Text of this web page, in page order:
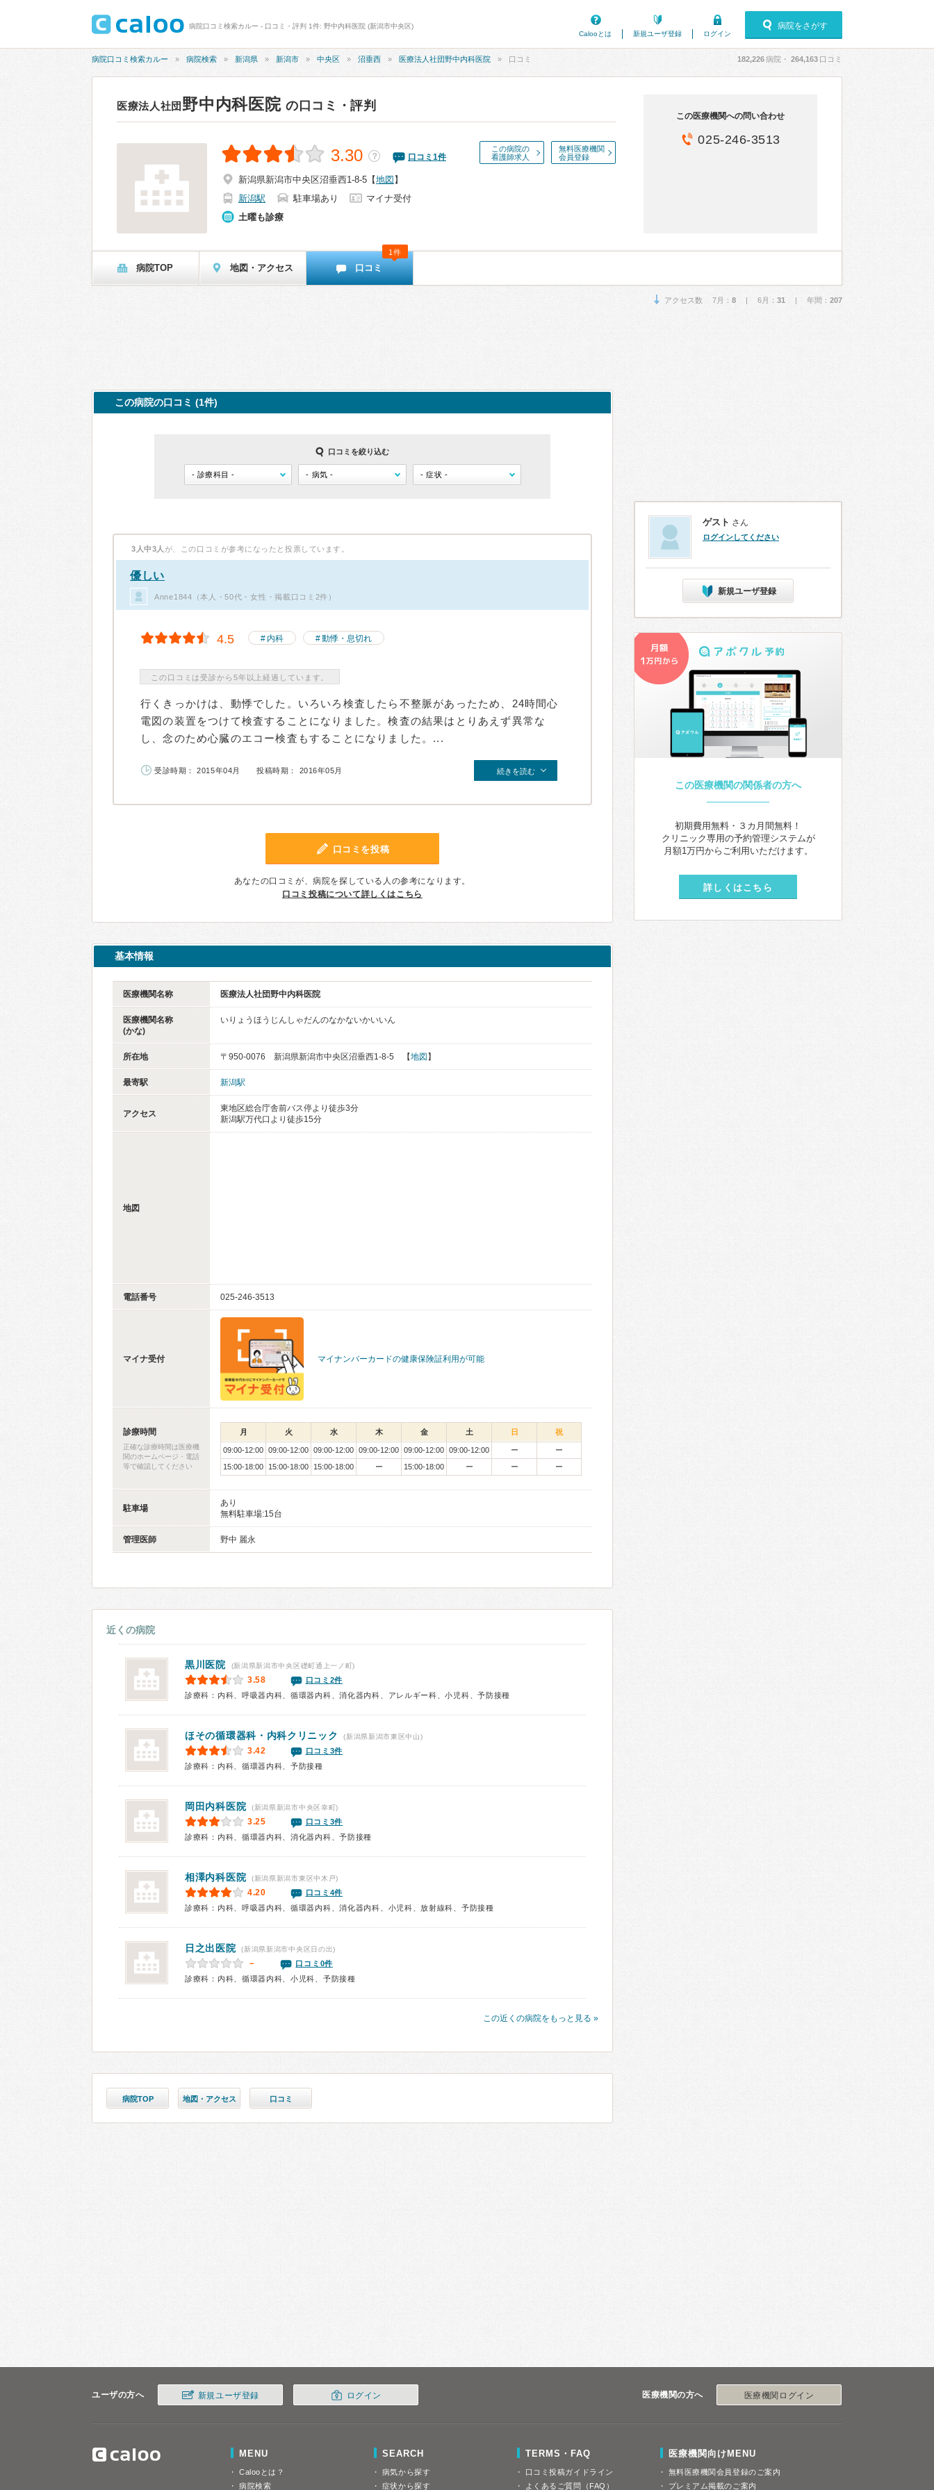
病院口コミ検索カルー - 口コミ・評判 1件: 野中内科医院 (新潟市中央区)
Calooとは
新規ユーザ登録 ログイン
病院をさがす
病院口コミ検索カルー 病院検索 新潟県 新潟市 中央区 沼垂西 医療法人社団野中内科医院 口コミ 182,226病院・ 264,163 口コミ
医療法人社団野中内科医院 の口コミ・評判
この病院の
看護師求人
無料医療機関
会員登録
3.30 ？ 口コミ 1件
新潟県新潟市中央区沼垂西1-8-5 【地図 】
新潟駅
駐車場あり
マイナ受付
土曜も診療
この医療機関への問い合わせ
025-246-3513
病院TOP 地図・アクセス 口コミ
1件
アクセス数 7月： 8 | 6月： 31 | 年間： 207
この病院の口コミ (1件)
口コミを絞り込む
3人中3人 が、この口コミが参考になったと投票しています。
優しい
Anne1844（本人・50代・女性・掲載口コミ2件）
4.5 内科 動悸・息切れ
この口コミは受診から5年以上経過しています。
行くきっかけは、動悸でした。いろいろ検査したら不整脈があったため、24時間心
電図の装置をつけて検査することになりました。検査の結果はとりあえず異常な
し、念のため心臓のエコー検査もすることになりました。...
受診時期： 2015年04月 投稿時期： 2016年05月 続きを読む
口コミを投稿
あなたの口コミが、病院を探している人の参考になります。
口コミ投稿について詳しくはこちら
基本情報
医療機関名称 医療法人社団野中内科医院
医療機関名称
(かな)
いりょうほうじんしゃだんのなかないかいいん
所在地 〒950-0076 新潟県新潟市中央区沼垂西1-8-5 【地図 】
最寄駅 新潟駅
アクセス
東地区総合庁舎前バス停より徒歩3分
新潟駅万代口より徒歩15分
地図
電話番号 025-246-3513
マイナ受付 マイナンバーカードの健康保険証利用が可能
診療時間
正確な診療時間は医療機
関のホームページ・電話
等で確認してください
月 火 水 木 金 土 日 祝
09:00-12:00 09:00-12:00 09:00-12:00 09:00-12:00 09:00-12:00 09:00-12:00 ー
ー
15:00-18:00
15:00-18:00 15:00-18:00 ー 15:00-18:00 ー ー ー
駐車場
あり
無料駐車場:15台
管理医師 野中 麗永
近くの病院
黒川医院 (新潟県新潟市中央区礎町通上一ノ町)
3.58
口コミ2件
診療科：内科、呼吸器内科、循環器内科、消化器内科、アレルギー科、小児科、予防接種
ほその循環器科・内科クリニック (新潟県新潟市東区中山)
3.42
口コミ3件
診療科：内科、循環器内科、予防接種
岡田内科医院 (新潟県新潟市中央区幸町)
3.25
口コミ3件
診療科：内科、循環器内科、消化器内科、予防接種
相澤内科医院 (新潟県新潟市東区中木戸)
4.20
口コミ4件
診療科：内科、呼吸器内科、循環器内科、消化器内科、小児科、放射線科、予防接種
日之出医院 (新潟県新潟市中央区日の出)
－
口コミ0件
診療科：内科、循環器内科、小児科、予防接種
この近くの病院をもっと見る »
病院TOP 地図・アクセス 口コミ
ゲスト さん
ログインしてください
新規ユーザ登録
この医療機関の関係者の方へ
初期費用無料・３カ月間無料！
クリニック専用の予約管理システムが
月額1万円からご利用いただけます。
詳しくはこちら
ユーザの方へ 新規ユーザ登録 ログイン 医療機関の方へ 医療機関ログイン
MENU
Calooとは？
病院検索
SEARCH
病気から探す
症状から探す
TERMS・FAQ
口コミ投稿ガイドライン
よくあるご質問（FAQ）
医療機関向けMENU
無料医療機関会員登録のご案内
プレミアム掲載のご案内